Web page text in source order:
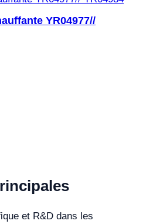
YR04977//
et R&D dans les